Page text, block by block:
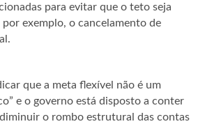
para evitar que o teto seja
exemplo, o cancelamento de
que a meta flexível não é um
e o governo está disposto a conter
diminuir o rombo estrutural das contas